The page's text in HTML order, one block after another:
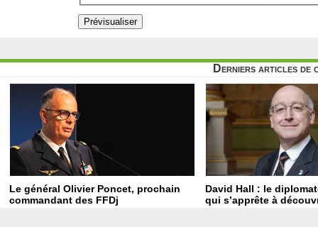
Derniers articles de
Le général Olivier Poncet, prochain
commandant des FFDj
David Hall : le
qui s’apprête à